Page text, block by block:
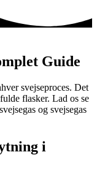
Guide
svejseproces. Det
flasker. Lad os se
og svejsegas
i